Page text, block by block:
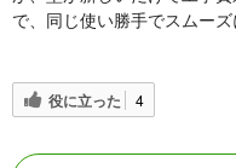
で、同じ使い勝手でスムーズ
役に立った 4